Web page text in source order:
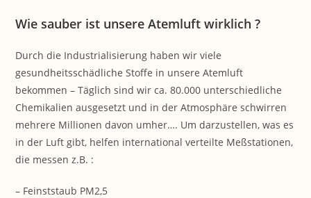
Wie sauber ist unsere Atemluft wirklich ?
Durch die Industrialisierung haben wir viele
gesundheitsschädliche Stoffe in unsere Atemluft
bekommen – Täglich sind wir ca. 80.000 unterschiedliche
Chemikalien ausgesetzt und in der Atmosphäre schwirren
mehrere Millionen davon umher…. Um darzustellen, was es
in der Luft gibt, helfen international verteilte Meßstationen,
die messen z.B. :
– Feinststaub PM2,5